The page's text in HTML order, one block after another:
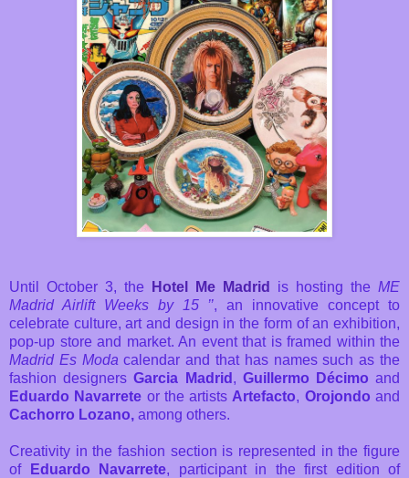
Until October 3, the Hotel Me Madrid is hosting the ME
Madrid Airlift Weeks by 15 ’’, an innovative concept to
celebrate culture, art and design in the form of an exhibition,
pop-up store and market. An event that is framed within the
Madrid Es Modacalendar and that has names such as the
fashion designersGarcia Madrid , Guillermo Décimoand
Eduardo Navarrete or the artists Artefacto, Orojondo and
Cachorro Lozano, among others.
Creativity in the fashion section is represented in the figure
of
Eduardo Navarrete, participant in the first edition of